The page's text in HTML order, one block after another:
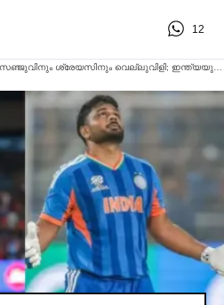
12